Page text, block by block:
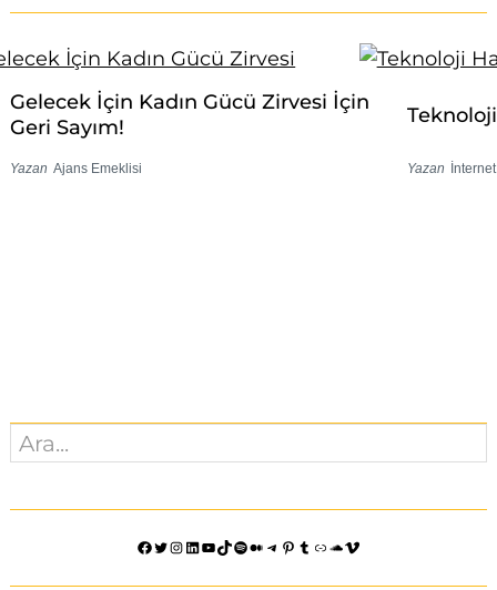
Gelecek İçin Kadın Gücü Zirvesi İçin
Geri Sayım!
Yazan Ajans Emeklisi Yazan
Ara
Facebook
Twitter
Instagram
LinkedIn
YouTube
TikTok
Spotify
OrtaTelegram
Pinterest
Tumblr
Bağlantı
SoundCloud
Vimeo